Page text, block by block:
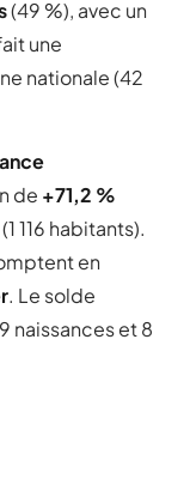
(49 %), avec un
une
nationale (42
de +71,2 %
116 habitants).
en
. Le solde
naissances et 8